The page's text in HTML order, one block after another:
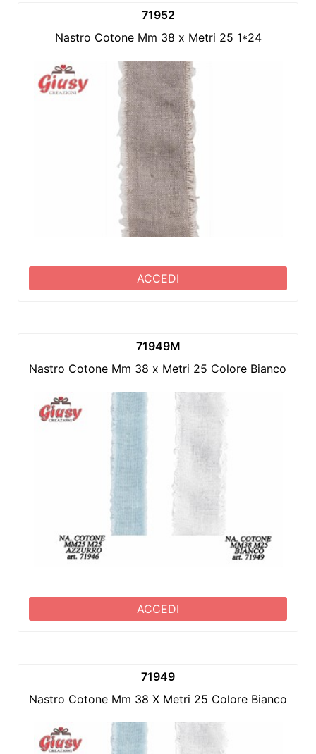
71952
Nastro Cotone Mm 38 x Metri 25 1*24
ACCEDI
71949M
Nastro Cotone Mm 38 x Metri 25 Colore Bianco 1*24
ACCEDI
71949
Nastro Cotone Mm 38 X Metri 25 Colore Bianco 1*24